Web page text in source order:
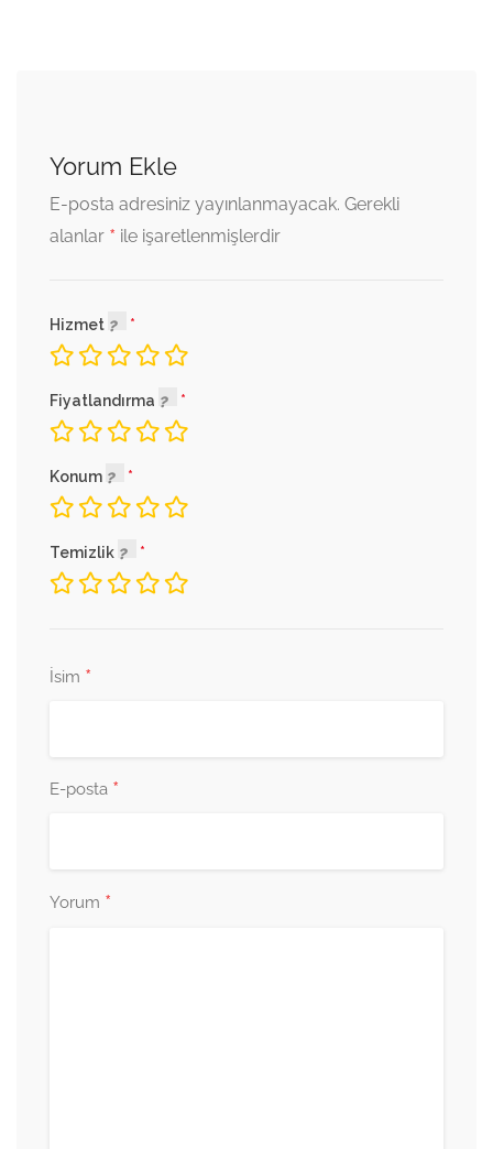
Yorum Ekle
E-posta adresiniz yayınlanmayacak. Gerekli
alanlar * ile işaretlenmişlerdir
Hizmet
Fiyatlandırma
Konum
Temizlik
İsim *
E-posta *
Yorum *